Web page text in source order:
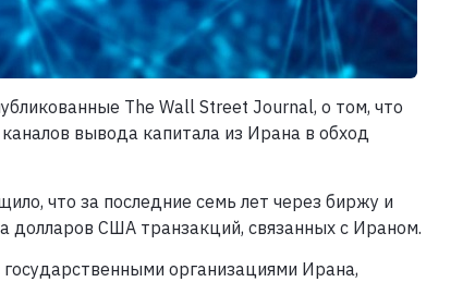
The Wall Street Journal, о том, что
вывода капитала из Ирана в обход
что за последние семь лет через биржу и
долларов США транзакций, связанных с Ираном.
организациями Ирана,